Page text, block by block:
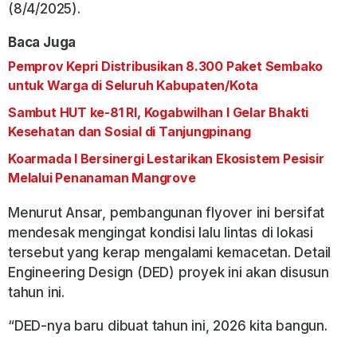
(8/4/2025).
Baca Juga
Pemprov Kepri Distribusikan 8.300 Paket Sembako
untuk Warga di Seluruh Kabupaten/Kota
Sambut HUT ke-81 RI, Kogabwilhan I Gelar Bhakti
Kesehatan dan Sosial di Tanjungpinang
Koarmada I Bersinergi Lestarikan Ekosistem Pesisir
Melalui Penanaman Mangrove
Menurut Ansar, pembangunan flyover ini bersifat
mendesak mengingat kondisi lalu lintas di lokasi
tersebut yang kerap mengalami kemacetan. Detail
Engineering Design (DED) proyek ini akan disusun
tahun ini.
“DED-nya baru dibuat tahun ini, 2026 kita bangun.